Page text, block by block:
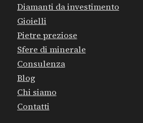
Diamanti da investimento
Gioielli
Pietre preziose
Sfere di minerale
Consulenza
Blog
Chi siamo
Contatti